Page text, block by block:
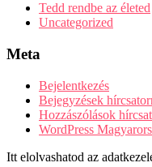
Tedd rendbe az életed
Uncategorized
Meta
Bejelentkezés
Bejegyzések
Hozzászólások
WordPress
Itt elolvashatod az